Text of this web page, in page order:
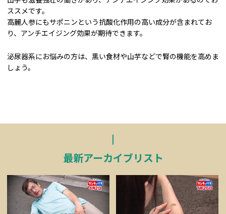
ススメです。
高麗人参にもサポニンという抗酸化作用の高い成分が含まれてお
り、アンチエイジング効果が期待できます。
泌尿器系にお悩みの方は、黒い食材や山芋などで腎の機能を高めま
しょう。
最新アーカイブリスト